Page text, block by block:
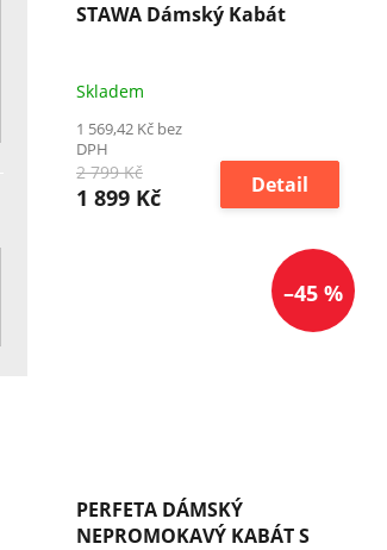
STAWA Dámský Kabát
Skladem
1 569,42 Kč bez
DPH
2 799 Kč
1 899 Kč Detail
–45 %
PERFETA DÁMSKÝ
NEPROMOKAVÝ KABÁT S